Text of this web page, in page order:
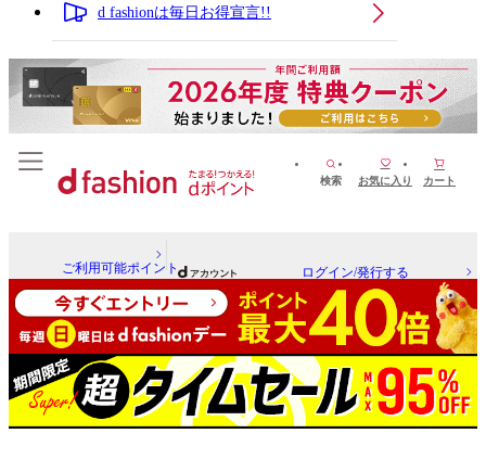
d fashionは毎日お得宣言!!
検索 お気に入り カート
ご利用可能ポイント ログイン/発行する